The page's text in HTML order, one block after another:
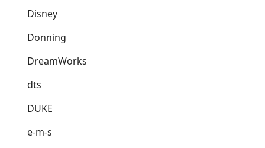
Disney
Donning
DreamWorks
dts
DUKE
e-m-s